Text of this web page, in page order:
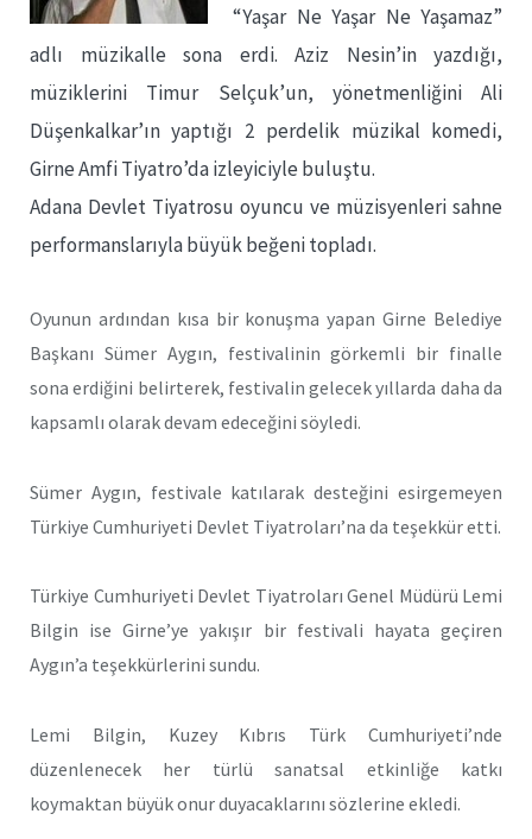
“Yaşar Ne Yaşar Ne Yaşamaz”
adlı müzikalle sona erdi. Aziz Nesin’in yazdığı,
müziklerini Timur Selçuk’un, yönetmenliğini Ali
Düşenkalkar’ın yaptığı 2 perdelik müzikal komedi,
Girne Amfi Tiyatro’da izleyiciyle buluştu.
Adana Devlet Tiyatrosu oyuncu ve müzisyenleri sahne
performanslarıyla büyük beğeni topladı.
Oyunun ardından kısa bir konuşma yapan Girne Belediye
Başkanı Sümer Aygın, festivalinin görkemli bir finalle
sona erdiğini belirterek, festivalin gelecek yıllarda daha da
kapsamlı olarak devam edeceğini söyledi.
Sümer Aygın, festivale katılarak desteğini esirgemeyen
Türkiye Cumhuriyeti Devlet Tiyatroları’na da teşekkür etti.
Türkiye Cumhuriyeti Devlet Tiyatroları Genel Müdürü Lemi
Bilgin ise Girne’ye yakışır bir festivali hayata geçiren
Aygın’a teşekkürlerini sundu.
Lemi Bilgin, Kuzey Kıbrıs Türk Cumhuriyeti’nde
düzenlenecek her türlü sanatsal etkinliğe katkı
koymaktan büyük onur duyacaklarını sözlerine ekledi.